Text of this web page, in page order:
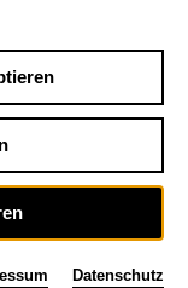
Datenschutz